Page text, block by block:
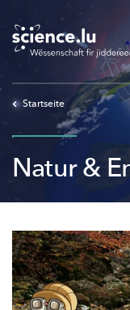
main
content
Startseite
Natur &